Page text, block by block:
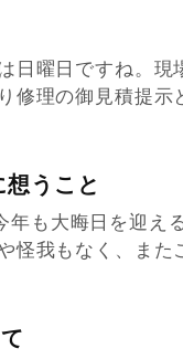
日曜日ですね。
修理の御見積提示
うこと
年も大晦日を迎え
怪我もなく、また